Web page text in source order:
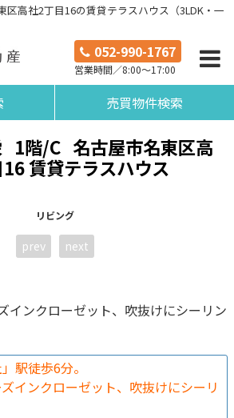
区高社2丁目16の賃貸テラスハウス（3LDK・一
052-990-1767
営業時間／8:00～17:00
売買物件検索
1階/C 名古屋市名東区高
賃貸テラスハウス
リビング
prev next
インクローゼット、吹抜けにシーリン
駅徒歩6分。
インクローゼット、吹抜けにシーリ